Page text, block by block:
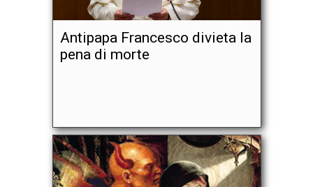
Antipapa Francesco divieta la
pena di morte